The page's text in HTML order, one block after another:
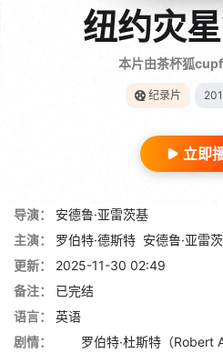
纽约灾
本片由茶杯狐
纪录片
立即
导演：
安德鲁·亚雷茨基
主演：
罗伯特·德斯特 安德鲁·亚雷
更新：
2025-11-30 02:49
备注：
已完结
语言：
英语
剧情：
罗伯特·杜斯特（Robert